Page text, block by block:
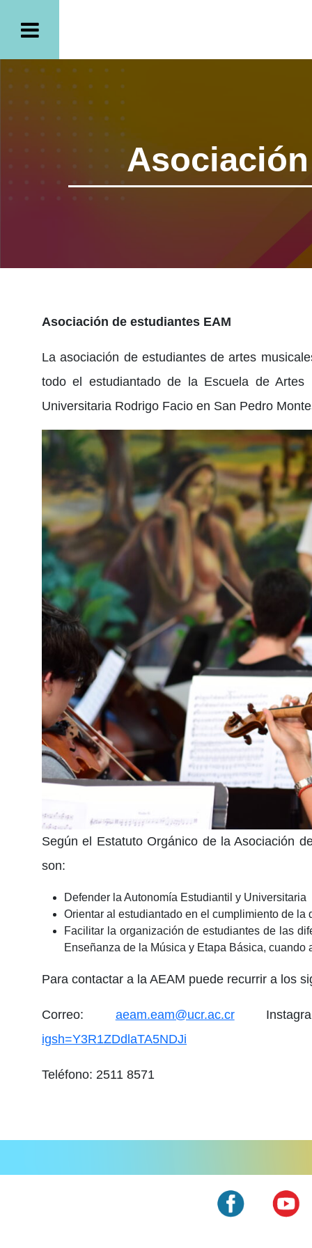
Asociación de estudiantes EAM
La asociación de estudiantes de artes
todo el estudiantado de la Escuela de
Universitaria Rodrigo Facio en San Pedro
Según el Estatuto Orgánico de la Asociación
son:
Defender la Autonomía Estudiantil y Universitaria
Orientar al estudiantado en el cumplimiento de la
Facilitar la organización de estudiantes de las
Enseñanza de la Música y Etapa Básica, cuando
Para contactar a la AEAM puede recurrir a los
Correo: aeam.eam@ucr.ac.cr
igsh=Y3R1ZDdlaTA5NDJi
Teléfono: 2511 8571